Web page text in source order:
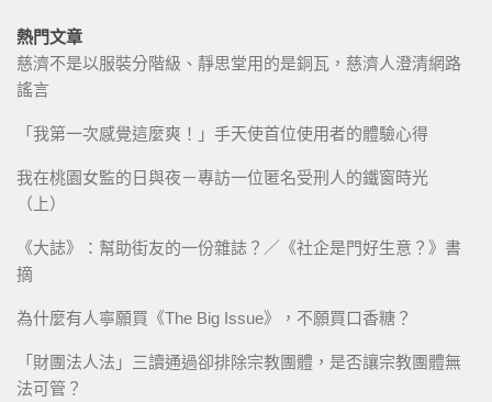
熱門文章
慈濟不是以服裝分階級、靜思堂用的是銅瓦，慈濟人澄清網路
謠言
「我第一次感覺這麼爽！」手天使首位使用者的體驗心得
我在桃園女監的日與夜－專訪一位匿名受刑人的鐵窗時光
（上）
《大誌》：幫助街友的一份雜誌？／《社企是門好生意？》書
摘
為什麼有人寧願買《The Big Issue》，不願買口香糖？
「財團法人法」三讀通過卻排除宗教團體，是否讓宗教團體無
法可管？